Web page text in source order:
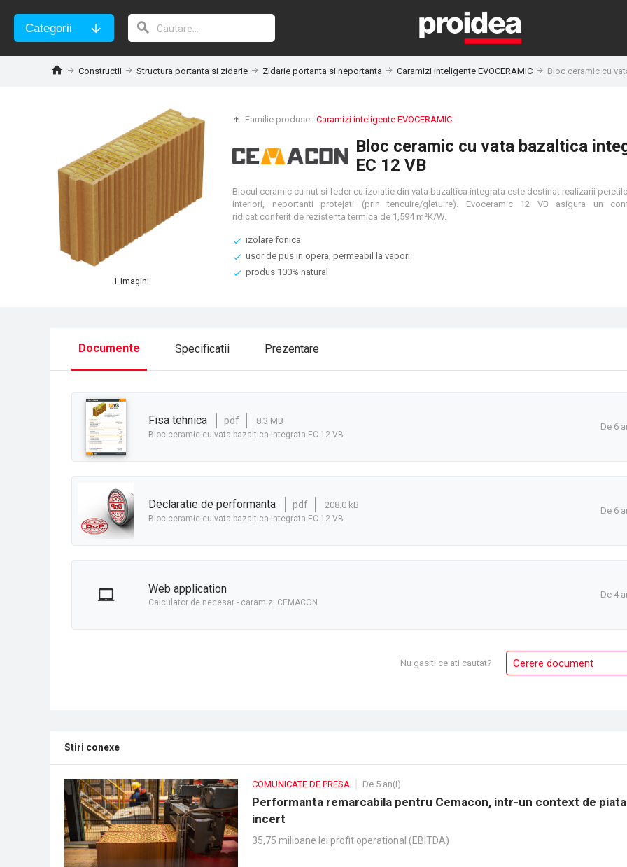
Categorii
Constructii Structura portanta si zidarie Zidarie portanta si neportanta Caramizi inteligente EVOCERAMIC Bloc ceramic cu
Familie produse: Caramizi inteligente EVOCERAMIC
Bloc ceramic cu vata bazaltica
EC 12 VB
1 imagini
Blocul ceramic cu nut si feder cu izolatie din vata bazaltica integrata este destinat realizarii
interiori, neportanti protejati (prin tencuire/gletuire). Evoceramic 12 VB asigura un
ridicat conferit de rezistenta termica de 1,594 m²K/W.
izolare fonica
usor de pus in opera, permeabil la vapori
produs 100% natural
Documente Specificatii Prezentare
fisa tehnica pdf 8.3 MB
Bloc ceramic cu vata bazaltica integrata EC 12 VB
De 6
declaratie de performanta pdf 208.0 kB
Bloc ceramic cu vata bazaltica integrata EC 12 VB
De 6
Web application
Calculator de necesar - caramizi CEMACON
De 4
Nu gasiti ce ati cautat? Cerere document
Stiri conexe
COMUNICATE DE PRESA De 5 an(i)
Performanta remarcabila pentru Cemacon, intr-un context de piata
incert
35,75 milioane lei profit operational (EBITDA)